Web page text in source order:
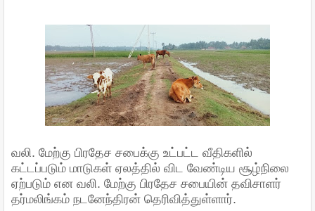
வலி. மேற்கு பிரதேச சபைக்கு உட்பட்ட வீதிகளில்
கட்டப்படும் மாடுகள் ஏலத்தில் விட வேண்டிய சூழ்நிலை
ஏற்படும் என வலி. மேற்கு பிரதேச சபையின் தவிசாளர்
தர்மலிங்கம் நடனேந்திரன் தெரிவித்துள்ளார்.